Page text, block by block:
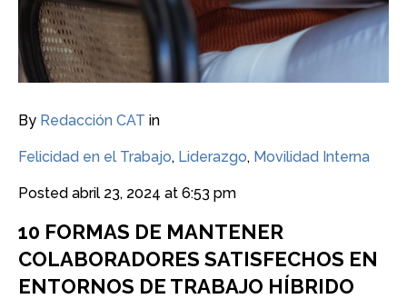
By Redacción CAT in
Felicidad en el Trabajo, Liderazgo, Movilidad Interna
Posted abril 23, 2024 at 6:53 pm
10 FORMAS DE MANTENER
COLABORADORES SATISFECHOS EN
ENTORNOS DE TRABAJO HÍBRIDO